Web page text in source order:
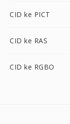
CID ke PICT
CID ke RAS
CID ke RGBO